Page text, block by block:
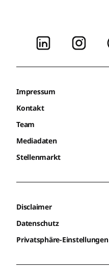
Impressum
Kontakt
Team
Mediadaten
Stellenmarkt
Disclaimer
Datenschutz
Privatsphäre-Einstellungen